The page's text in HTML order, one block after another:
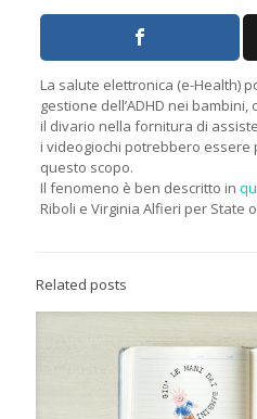
La salute elettronica (e-Health)
gestione dell’ADHD nei
il divario nella fornitura di
i videogiochi potrebbero essere
questo scopo.
Il fenomeno è ben descritto in
Riboli e Virginia Alfieri per State
Related posts